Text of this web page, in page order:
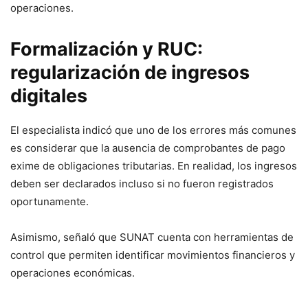
operaciones.
Formalización y RUC:
regularización de ingresos
digitales
El especialista indicó que uno de los errores más comunes
es considerar que la ausencia de comprobantes de pago
exime de obligaciones tributarias. En realidad, los ingresos
deben ser declarados incluso si no fueron registrados
oportunamente.
Asimismo, señaló que SUNAT cuenta con herramientas de
control que permiten identificar movimientos financieros y
operaciones económicas.